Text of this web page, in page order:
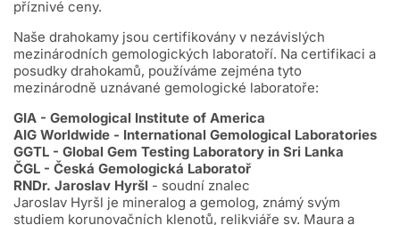
příznivé ceny.
Naše drahokamy jsou certifikovány v nezávislých
mezinárodních gemologických laboratoří. Na certifikaci a
posudky drahokamů, používáme zejména tyto
mezinárodně uznávané gemologické laboratoře:
GIA - Gemological Institute of America
AIG Worldwide - International Gemological Laboratories
GGTL - Global Gem Testing Laboratory in Sri Lanka
ČGL - Česká Gemologická Laboratoř
RNDr. Jaroslav Hyršl - soudní znalec
Jaroslav Hyršl je mineralog a gemolog, známý svým
studiem korunovačních klenotů, relikviáře sv. Maura a